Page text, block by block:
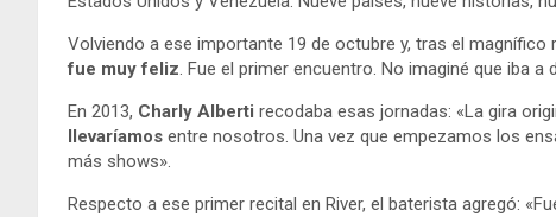
Volviendo a ese importante 19 de octubre y, tras el
fue muy feliz. Fue el primer encuentro. No imaginé que iba
En 2013, Charly Alberti recodaba esas jornadas: «La gira
llevaríamos entre nosotros. Una vez que empezamos los
más shows».
Respecto a ese primer recital en River, el baterista agregó: